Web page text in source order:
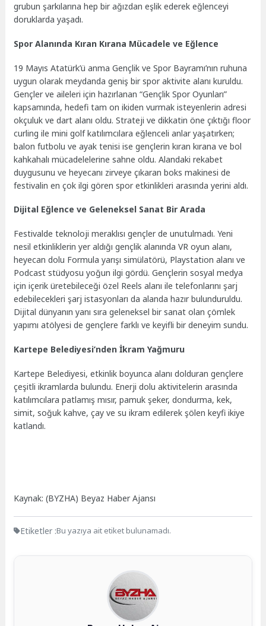
grubun şarkılarına hep bir ağızdan eşlik ederek eğlenceyi
doruklarda yaşadı.
Spor Alanında Kıran Kırana Mücadele ve Eğlence
19 Mayıs Atatürk’ü anma Gençlik ve Spor Bayramı’nın ruhuna
uygun olarak meydanda geniş bir spor aktivite alanı kuruldu.
Gençler ve aileleri için hazırlanan “Gençlik Spor Oyunları”
kapsamında, hedefi tam on ikiden vurmak isteyenlerin adresi
okçuluk ve dart alanı oldu. Strateji ve dikkatin öne çıktığı floor
curling ile mini golf katılımcılara eğlenceli anlar yaşatırken;
balon futbolu ve ayak tenisi ise gençlerin kıran kırana ve bol
kahkahalı mücadelelerine sahne oldu. Alandaki rekabet
duygusunu ve heyecanı zirveye çıkaran boks makinesi de
festivalin en çok ilgi gören spor etkinlikleri arasında yerini aldı.
Dijital Eğlence ve Geleneksel Sanat Bir Arada
Festivalde teknoloji meraklısı gençler de unutulmadı. Yeni
nesil etkinliklerin yer aldığı gençlik alanında VR oyun alanı,
heyecan dolu Formula yarışı simülatörü, Playstation alanı ve
Podcast stüdyosu yoğun ilgi gördü. Gençlerin sosyal medya
için içerik üretebileceği özel Reels alanı ile telefonlarını şarj
edebilecekleri şarj istasyonları da alanda hazır bulunduruldu.
Dijital dünyanın yanı sıra geleneksel bir sanat olan çömlek
yapımı atölyesi de gençlere farklı ve keyifli bir deneyim sundu.
Kartepe Belediyesi’nden İkram Yağmuru
Kartepe Belediyesi, etkinlik boyunca alanı dolduran gençlere
çeşitli ikramlarda bulundu. Enerji dolu aktivitelerin arasında
katılımcılara patlamış mısır, pamuk şeker, dondurma, kek,
simit, soğuk kahve, çay ve su ikram edilerek şölen keyfi ikiye
katlandı.
Kaynak: (BYZHA) Beyaz Haber Ajansı
Etiketler :Bu yazıya ait etiket bulunamadı.